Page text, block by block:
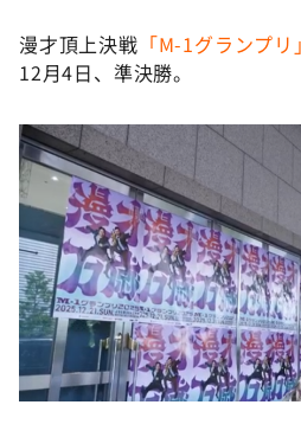
て真剣です
探偵！ナイトスクープ
news おかえり
河合＆A.B.C-Z塚田×福井ア
（news おかえり）
DAIGOも台所 ～きょうの献立
本日はダイアンなり！シーズ
朝だ！生です旅サラダ
教えて！ニュースライブ 正義
ＬＩＦＥ～夢のカタチ～
漫才頂上決戦 「M-1グランプリ」
12月4日、準決勝。